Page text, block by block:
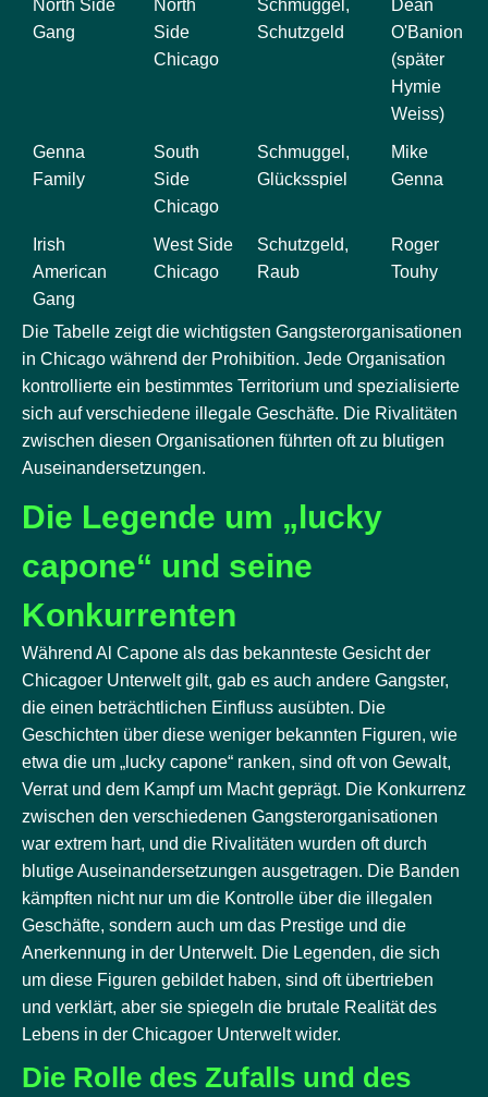
North Side
Gang
North
Side
Chicago
Schmuggel,
Schutzgeld
Dean
O'Banion
(später
Hymie
Weiss)
Genna
Family
South
Side
Chicago
Schmuggel,
Glücksspiel
Mike
Genna
Irish
American
Gang
West Side
Chicago
Schutzgeld,
Raub
Roger
Touhy
Die Tabelle zeigt die wichtigsten Gangsterorganisationen
in Chicago während der Prohibition. Jede Organisation
kontrollierte ein bestimmtes Territorium und spezialisierte
sich auf verschiedene illegale Geschäfte. Die Rivalitäten
zwischen diesen Organisationen führten oft zu blutigen
Auseinandersetzungen.
Die Legende um „lucky
capone“ und seine
Konkurrenten
Während Al Capone als das bekannteste Gesicht der
Chicagoer Unterwelt gilt, gab es auch andere Gangster,
die einen beträchtlichen Einfluss ausübten. Die
Geschichten über diese weniger bekannten Figuren, wie
etwa die um „lucky capone“ ranken, sind oft von Gewalt,
Verrat und dem Kampf um Macht geprägt. Die Konkurrenz
zwischen den verschiedenen Gangsterorganisationen
war extrem hart, und die Rivalitäten wurden oft durch
blutige Auseinandersetzungen ausgetragen. Die Banden
kämpften nicht nur um die Kontrolle über die illegalen
Geschäfte, sondern auch um das Prestige und die
Anerkennung in der Unterwelt. Die Legenden, die sich
um diese Figuren gebildet haben, sind oft übertrieben
und verklärt, aber sie spiegeln die brutale Realität des
Lebens in der Chicagoer Unterwelt wider.
Die Rolle des Zufalls und des